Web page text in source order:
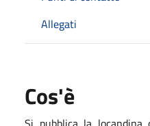
Allegati
Cos'è